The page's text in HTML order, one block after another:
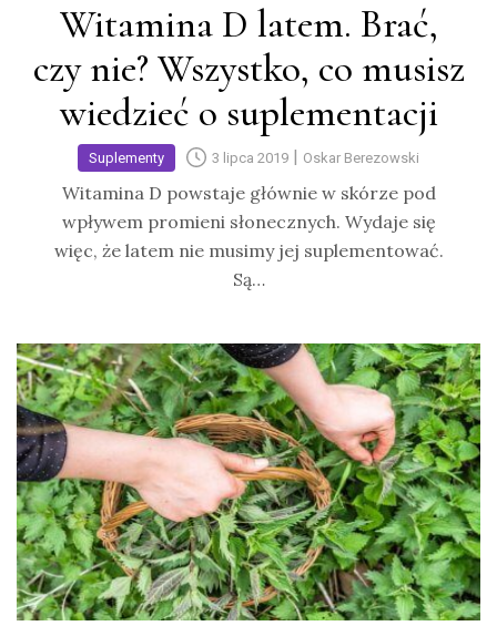
Witamina D latem. Brać,
czy nie? Wszystko, co musisz
wiedzieć o suplementacji
Suplementy 3 lipca 2019 | Oskar Berezowski
Witamina D powstaje głównie w skórze pod
wpływem promieni słonecznych. Wydaje się
więc, że latem nie musimy jej suplementować.
Są…